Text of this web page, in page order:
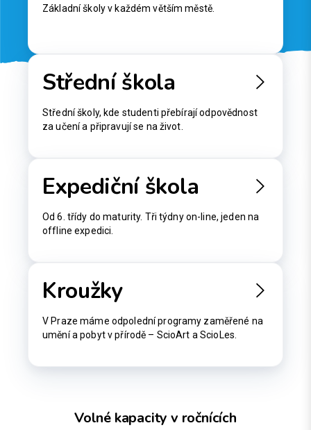
Základní školy v každém větším městě.
Střední škola
Střední školy, kde studenti přebírají odpovědnost
za učení a připravují se na život.
Expediční škola
Od 6. třídy do maturity. Tři týdny on-line, jeden na
offline expedici.
Kroužky
V Praze máme odpolední programy zaměřené na
umění a pobyt v přírodě – ScioArt a ScioLes.
Volné kapacity v ročnících